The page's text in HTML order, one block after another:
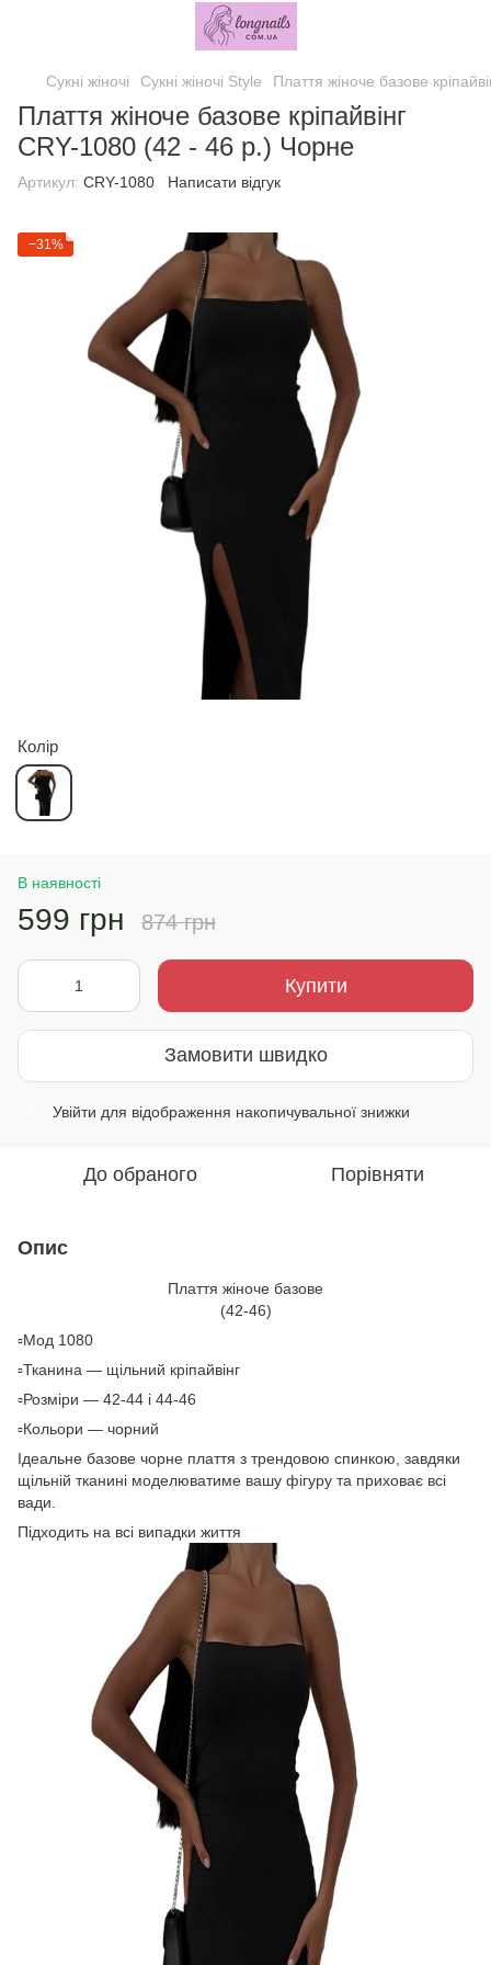
Сукні жіночі Сукні жіночі Style Плаття жіноче базове
Плаття жіноче базове кріпайвінг
CRY-1080 (42 - 46 р.) Чорне
Артикул: CRY-1080 Написати відгук
−31%
Колір
В наявності
599 грн 874 грн
Купити
Замовити швидко
Увійти для відображення накопичувальної знижки
До обраного Порівняти
Опис
Плаття жіноче базове
(42-46)
▫️Мод 1080
▫️Тканина — щільний кріпайвінг
▫️Розміри — 42-44 і 44-46
▫️Кольори — чорний
Ідеальне базове чорне плаття з трендовою спинкою, завдяки
щільній тканині моделюватиме вашу фігуру та приховає всі
вади.
Підходить на всі випадки життя